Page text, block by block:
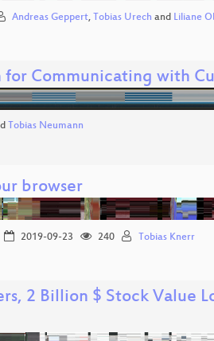
Andreas Geppert, Tobias Urech and Liliane
Communicating with
Tobias Neumann
browser
2019-09-23 240 Tobias Knerr
2 Billion $ Stock Value